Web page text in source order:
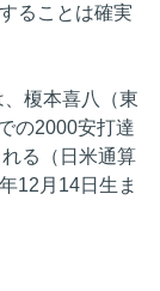
ることは確実
榎本喜八（東
の2000安打達
る（日米通算
12月14日生ま